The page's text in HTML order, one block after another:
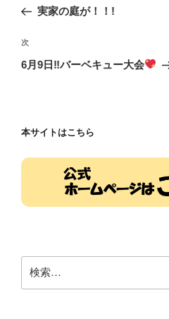
ナ
ビ
ゲ
ン
の
稿
実家の庭が！！!
次
の
次
6月9日‼バーベキュー大会
本サイトはこちら
索: